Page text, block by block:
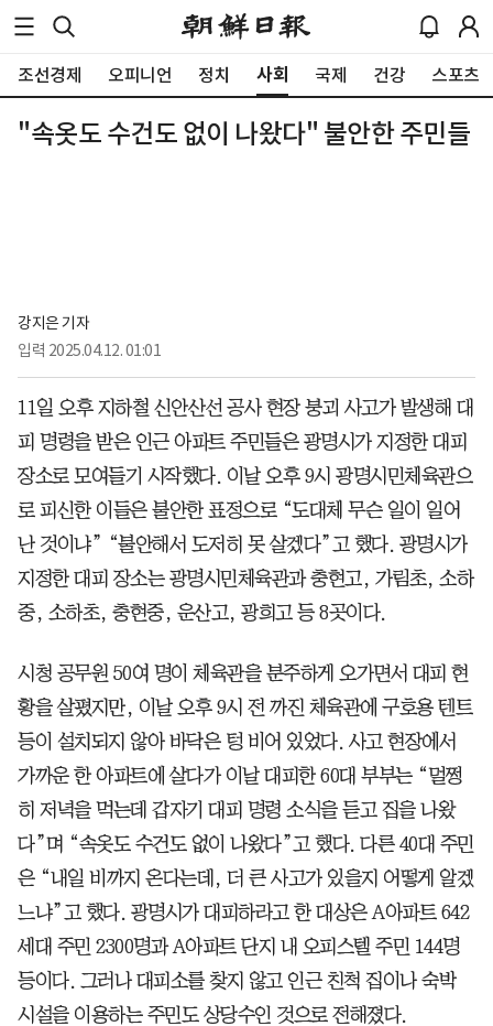
조선경제 오피니언 정치 사회 국제 건강 스포츠
"속옷도 수건도 없이 나왔다" 불안한 주민들
강지은 기자
입력 2025.04.12. 01:01
11일 오후 지하철 신안산선 공사 현장 붕괴 사고가 발생해 대
피 명령을 받은 인근 아파트 주민들은 광명시가 지정한 대피
장소로 모여들기 시작했다. 이날 오후 9시 광명시민체육관으
로 피신한 이들은 불안한 표정으로 “도대체 무슨 일이 일어
난 것이냐” “불안해서 도저히 못 살겠다”고 했다. 광명시가
지정한 대피 장소는 광명시민체육관과 충현고, 가림초, 소하
중, 소하초, 충현중, 운산고, 광희고 등 8곳이다.
시청 공무원 50여 명이 체육관을 분주하게 오가면서 대피 현
황을 살폈지만, 이날 오후 9시 전 까진 체육관에 구호용 텐트
등이 설치되지 않아 바닥은 텅 비어 있었다. 사고 현장에서
가까운 한 아파트에 살다가 이날 대피한 60대 부부는 “멀쩡
히 저녁을 먹는데 갑자기 대피 명령 소식을 듣고 집을 나왔
다”며 “속옷도 수건도 없이 나왔다”고 했다. 다른 40대 주민
은 “내일 비까지 온다는데, 더 큰 사고가 있을지 어떻게 알겠
느냐”고 했다. 광명시가 대피하라고 한 대상은 A아파트 642
세대 주민 2300명과 A아파트 단지 내 오피스텔 주민 144명
등이다. 그러나 대피소를 찾지 않고 인근 친척 집이나 숙박
시설을 이용하는 주민도 상당수인 것으로 전해졌다.